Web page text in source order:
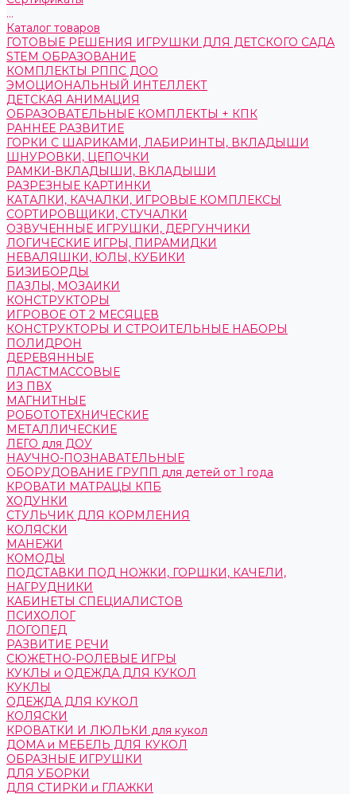
...
Каталог товаров
ГОТОВЫЕ РЕШЕНИЯ ИГРУШКИ ДЛЯ ДЕТСКОГО САДА
STEM ОБРАЗОВАНИЕ
КОМПЛЕКТЫ РППС ДОО
ЭМОЦИОНАЛЬНЫЙ ИНТЕЛЛЕКТ
ДЕТСКАЯ АНИМАЦИЯ
ОБРАЗОВАТЕЛЬНЫЕ КОМПЛЕКТЫ + КПК
РАННЕЕ РАЗВИТИЕ
ГОРКИ С ШАРИКАМИ, ЛАБИРИНТЫ, ВКЛАДЫШИ
ШНУРОВКИ, ЦЕПОЧКИ
РАМКИ-ВКЛАДЫШИ, ВКЛАДЫШИ
РАЗРЕЗНЫЕ КАРТИНКИ
КАТАЛКИ, КАЧАЛКИ, ИГРОВЫЕ КОМПЛЕКСЫ
СОРТИРОВЩИКИ, СТУЧАЛКИ
ОЗВУЧЕННЫЕ ИГРУШКИ, ДЕРГУНЧИКИ
ЛОГИЧЕСКИЕ ИГРЫ, ПИРАМИДКИ
НЕВАЛЯШКИ, ЮЛЫ, КУБИКИ
БИЗИБОРДЫ
ПАЗЛЫ, МОЗАИКИ
КОНСТРУКТОРЫ
ИГРОВОЕ ОТ 2 МЕСЯЦЕВ
КОНСТРУКТОРЫ И СТРОИТЕЛЬНЫЕ НАБОРЫ
ПОЛИДРОН
ДЕРЕВЯННЫЕ
ПЛАСТМАССОВЫЕ
ИЗ ПВХ
МАГНИТНЫЕ
РОБОТОТЕХНИЧЕСКИЕ
МЕТАЛЛИЧЕСКИЕ
ЛЕГО для ДОУ
НАУЧНО-ПОЗНАВАТЕЛЬНЫЕ
ОБОРУДОВАНИЕ ГРУПП для детей от 1 года
КРОВАТИ МАТРАЦЫ КПБ
ХОДУНКИ
СТУЛЬЧИК ДЛЯ КОРМЛЕНИЯ
КОЛЯСКИ
МАНЕЖИ
КОМОДЫ
ПОДСТАВКИ ПОД НОЖКИ, ГОРШКИ, КАЧЕЛИ,
НАГРУДНИКИ
КАБИНЕТЫ СПЕЦИАЛИСТОВ
ПСИХОЛОГ
ЛОГОПЕД
РАЗВИТИЕ РЕЧИ
СЮЖЕТНО-РОЛЕВЫЕ ИГРЫ
КУКЛЫ и ОДЕЖДА ДЛЯ КУКОЛ
КУКЛЫ
ОДЕЖДА ДЛЯ КУКОЛ
КОЛЯСКИ
КРОВАТКИ И ЛЮЛЬКИ для кукол
ДОМА и МЕБЕЛЬ ДЛЯ КУКОЛ
ОБРАЗНЫЕ ИГРУШКИ
ДЛЯ УБОРКИ
ДЛЯ СТИРКИ и ГЛАЖКИ